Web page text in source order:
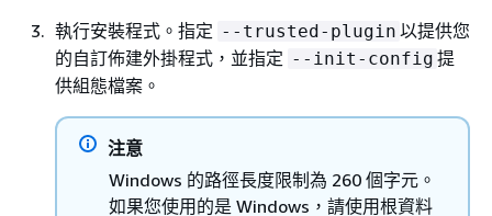
執行安裝程式。指定 --trusted-plugin 以提供您
的自訂佈建外掛程式，並指定 --init-config 提
供組態檔案。
注意
Windows 的路徑長度限制為 260 個字元。
如果您使用的是 Windows，請使用根資料